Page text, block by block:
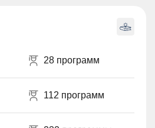
28 программ
112 программ